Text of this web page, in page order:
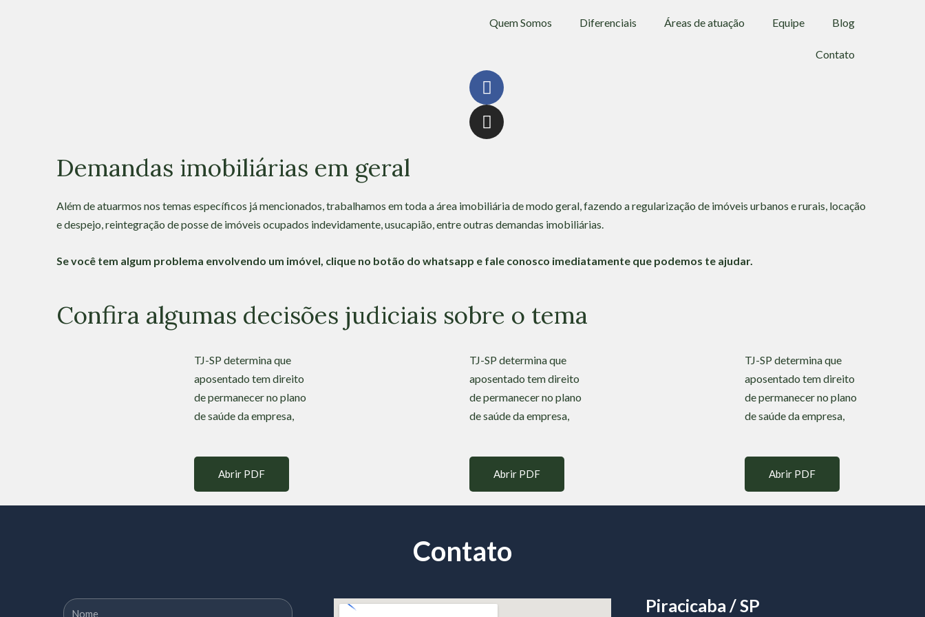
Quem Somos Diferenciais Áreas de atuação Equipe Blog
Contato
F
a
c
e
k
I
n
g
r
a
Demandas imobiliárias em geral
Além de atuarmos nos temas específicos já mencionados, trabalhamos em toda a área imobiliária de modo geral, fazendo a regularização de imóveis urbanos e rurais, locação
e despejo, reintegração de posse de imóveis ocupados indevidamente, usucapião, entre outras demandas imobiliárias.
Se você tem algum problema envolvendo um imóvel, clique no botão do whatsapp e fale conosco imediatamente que podemos te ajudar.
Confira algumas decisões judiciais sobre o tema
TJ-SP determina que
aposentado tem direito
de permanecer no plano
de saúde da empresa,
Abrir PDF
TJ-SP determina que
aposentado tem direito
de permanecer no plano
de saúde da empresa,
Abrir PDF
TJ-SP determina que
aposentado tem direito
de permanecer no plano
de saúde da empresa,
Abrir PDF
Contato
Piracicaba / SP